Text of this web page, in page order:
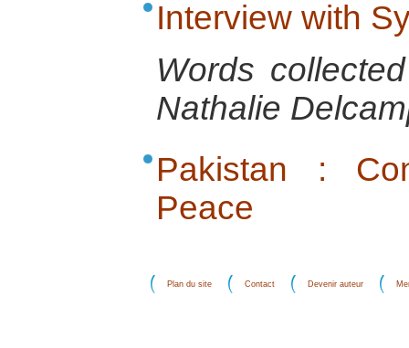
Interview with
Words
Nathalie
Pakistan :
Peace
Plan du site Contact Devenir auteur